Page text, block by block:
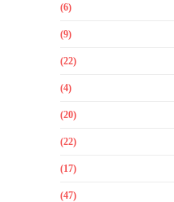
(6)
(9)
(22)
(4)
(20)
(22)
(17)
(47)